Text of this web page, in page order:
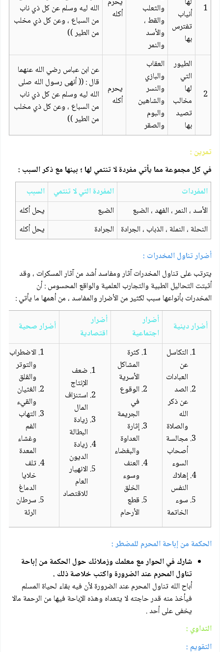
1
أنياب
تفترس
بها
والثعلب
والقط ،
والأسد
والنمر
أكله
الله ليه وسلم عن كل ذي ناب
من السباع ، وعن كل ذي مخلب
من الطير ))
2
الطيور
التي
لها
مخالب
تصيد
بها
العقاب
والبازي
والنسر
والشاهين
والبوم
والصقر
يحرم
أكله
عن ابن عباس رضي الله عنهما
قال : (( أنهى رسول الله صلى
الله ليه وسلم عن كل ذي ناب
من السباع ، وعن كل ذي مخلب
من الطير ))
تمرين :
في كل مجموعة مما يأتي مفردة لا تنتمي لها ؛ بينها مع ذكر السبب :
المفردات
المفردة التي لا تنتمي
السبب
الأسد ، النمر ، الفهد ، الضبع
الضبع
يحل أكله
النحلة ، النملة ، الذباب ، الجرادة الجرادة
يحل أكله
أضرار تناول المخدرات :
يترتب على تناول المخدرات آثار ومفاسد أشد من آثار المسكرات ، وقد
أثبتت التحاليل الطبية والتجارب العلمية والواقع المحسوس : أن
المخدرات بأنواعها سبب لكثير من الأضرار والمفاسد ، من أهمها ما يأتي :
أضرار دينية
أضرار
اجتماعية
أضرار
اقتصادية
أضرار صحية
التكاسل
عن
العبادات
الصد
عن ذكر
الله
والصلاة
مجالسة
أصحاب
السوء
إهلاك
النفس
سوء
الخاتمة
كثرة
المشاكل
الأسرية
الوقوع
في
الجريمة
إثارة
العداوة
والبغضاء
العنف
وسوء
الخلق
قطع
الأرحام
ضعف
الإنتاج
استنزاف
المال
زيادة
البطالة
زيادة
الديون
الانهيار
العام
للاقتصاد
الاضطراب
والتوتر
والقلق
الغثيان
والقيء
التهاب
الفم
وغشاء
المعدة
تلف
خلايا
الدماغ
سرطان
الرئة
الحكمة من إباحة المحرم للمضطر :
شارك في الحوار مع معلمك وزملائك حول الحكمة من إباحة
تناول المحرم عند الضرورة واكتب خلاصة ذلك .
أباح الله تناول المحرم عند الضرورة لأن فيه بقاء لحياة المسلم
فيأخذ منه قدر حاجته لا يتعداه وهذه الإباحة فيها من الرحمة مالا
يخفى على أحد .
التداوي :
التقويم :